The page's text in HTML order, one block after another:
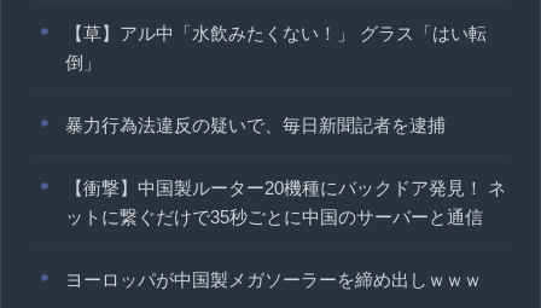
【草】アル中「水飲みたくない！」 グラス「はい転
倒」
暴力行為法違反の疑いで、毎日新聞記者を逮捕
【衝撃】中国製ルーター20機種にバックドア発見！ ネ
ットに繋ぐだけで35秒ごとに中国のサーバーと通信
ヨーロッパが中国製メガソーラーを締め出しｗｗｗ